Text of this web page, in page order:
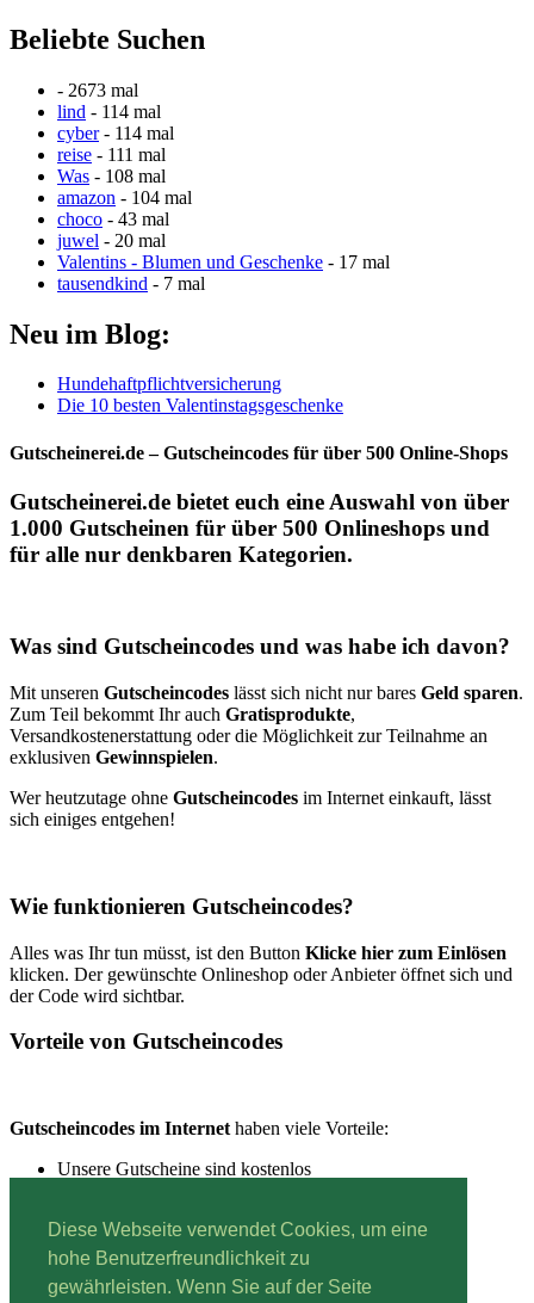
Diese Webseite verwendet Cookies, um eine
hohe Benutzerfreundlichkeit zu
gewährleisten. Wenn Sie auf der Seite
Beliebte Suchen
- 2673 mal
lind - 114 mal
cyber- 114 mal
reise - 111 mal
Was - 108 mal
amazon - 104 mal
choco - 43 mal
juwel - 20 mal
Valentins - Blumen und Geschenke - 17 mal
tausendkind - 7 mal
Neu im Blog:
Hundehaftpflichtversicherung
Die 10 besten Valentinstagsgeschenke
Gutscheinerei.de – Gutscheincodes für über 500 Online-Shops
Gutscheinerei.de bietet euch eine Auswahl von über
1.000 Gutscheinen für über 500 Onlineshops und
für alle nur denkbaren Kategorien.
Was sind Gutscheincodes und was habe ich davon?
Mit unseren Gutscheincodes lässt sich nicht nur bares Geld sparen.
Zum Teil bekommt Ihr auch Gratisprodukte,
Versandkostenerstattung oder die Möglichkeit zur Teilnahme an
exklusiven Gewinnspielen.
Wer heutzutage ohne Gutscheincodes im Internet einkauft, lässt
sich einiges entgehen!
Wie funktionieren Gutscheincodes?
Alles was Ihr tun müsst, ist den Button Klicke hier zum Einlösen
klicken. Der gewünschte Onlineshop oder Anbieter öffnet sich und
der Code wird sichtbar.
Vorteile von Gutscheincodes
Gutscheincodes im Internet haben viele Vorteile:
Unsere Gutscheine sind kostenlos
Lesestoff:Mehr über Gutscheine erfahren.